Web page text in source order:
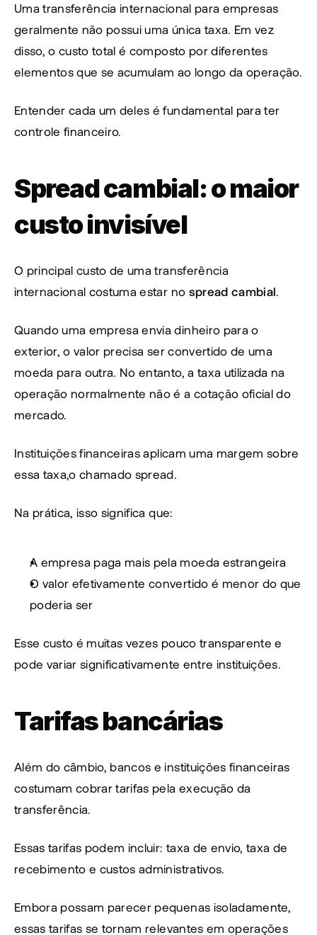
Uma transferência internacional para empresas
geralmente não possui uma única taxa. Em vez
disso, o custo total é composto por diferentes
elementos que se acumulam ao longo da operação.
Entender cada um deles é fundamental para ter
controle financeiro.
Spread cambial: o maior
custo invisível
O principal custo de uma transferência
internacional costuma estar no spread cambial.
Quando uma empresa envia dinheiro para o
exterior, o valor precisa ser convertido de uma
moeda para outra. No entanto, a taxa utilizada na
operação normalmente não é a cotação oficial do
mercado.
Instituições financeiras aplicam uma margem sobre
essa taxa,o chamado spread.
Na prática, isso significa que:
A empresa paga mais pela moeda estrangeira
O valor efetivamente convertido é menor do que
poderia ser
Esse custo é muitas vezes pouco transparente e
pode variar significativamente entre instituições.
Tarifas bancárias
Além do câmbio, bancos e instituições financeiras
costumam cobrar tarifas pela execução da
transferência.
Essas tarifas podem incluir: taxa de envio, taxa de
recebimento e custos administrativos.
Embora possam parecer pequenas isoladamente,
essas tarifas se tornam relevantes em operações